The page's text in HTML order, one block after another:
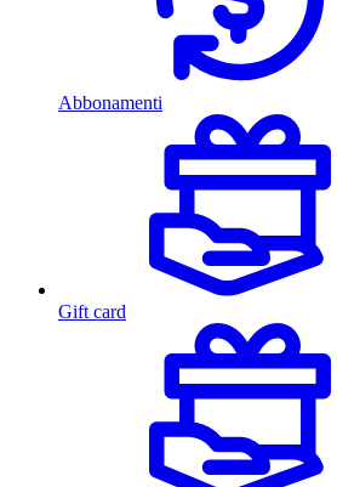
Abbonamenti
Gift card